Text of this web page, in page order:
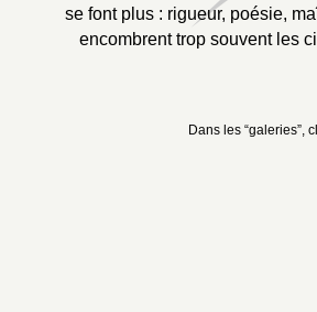
se font plus : rigueur, poésie,
encombrent trop souvent les
Dans les “galeries”,